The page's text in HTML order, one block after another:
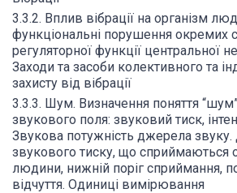
3.3.2. Вплив вібрації на організм
функціональні порушення окремих
регуляторної функції центральної
Заходи та засоби колективного та
захисту від вібрації
3.3.3. Шум. Визначення поняття
звукового поля: звуковий тиск,
Звукова потужність джерела звуку.
звукового тиску, що сприймаються
людини, нижній поріг сприймання,
відчуття. Одиниці вимірювання